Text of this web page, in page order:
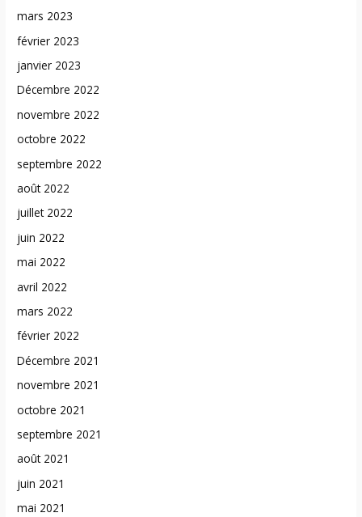
mars 2023
février 2023
janvier 2023
Décembre 2022
novembre 2022
octobre 2022
septembre 2022
août 2022
juillet 2022
juin 2022
mai 2022
avril 2022
mars 2022
février 2022
Décembre 2021
novembre 2021
octobre 2021
septembre 2021
août 2021
juin 2021
mai 2021